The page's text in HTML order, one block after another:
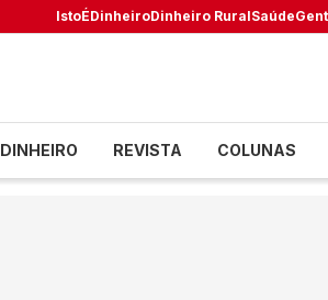
IstoÉDinheiroDinheiro RuralSaúde
DINHEIRO REVISTA COLUNAS